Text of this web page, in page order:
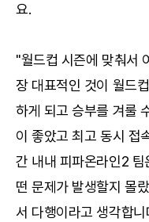
요.
"월드컵 시즌에 맞춰서
장 대표적인 것이 월드
하게 되고 승부를 겨룰
이 좋았고 최고 동시 접
간 내내 피파온라인2 팀
떤 문제가 발생할지 몰
서 다행이라고 생각합니